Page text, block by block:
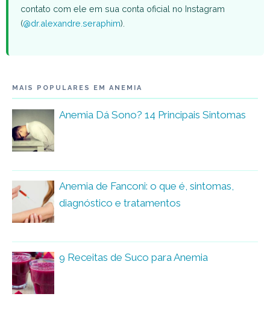
contato com ele em sua conta oficial no Instagram
(@dr.alexandre.seraphim).
MAIS POPULARES EM ANEMIA
Anemia Dá Sono? 14 Principais Sintomas
Anemia de Fanconi: o que é, sintomas,
diagnóstico e tratamentos
9 Receitas de Suco para Anemia